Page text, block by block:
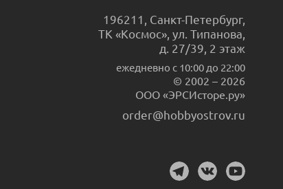
196211 Санкт-Петербург,
ТК «Космос», ул. Типанова,
д. 27/39, 2 этаж
ежедневно c 10:00 до 22:00
© 2002 – 2026
ООО «ЭРСИсторе.ру»
order@hobbyostrov.ru